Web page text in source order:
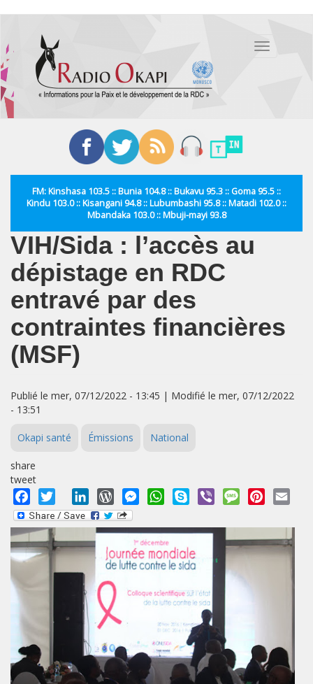
contenu
principal
Toggle
FM: Kinshasa 103.5 :: Bunia 104.8 :: Bukavu 95.3 :: Goma 95.5 ::
Kindu 103.0 :: Kisangani 94.8 :: Lubumbashi 95.8 :: Matadi 102.0 ::
Mbandaka 103.0 :: Mbuji-mayi 93.8
VIH/Sida : l’accès au
dépistage en RDC
entravé par des
contraintes financières
(MSF)
Publié le mer, 07/12/2022 - 13:45 | Modifié le mer, 07/12/2022
- 13:51
Okapi santé Émissions National
share
tweet
Facebook
Twitter LinkedInWordPressMessengerWhatsApp
Skype Viber MessagePinterest